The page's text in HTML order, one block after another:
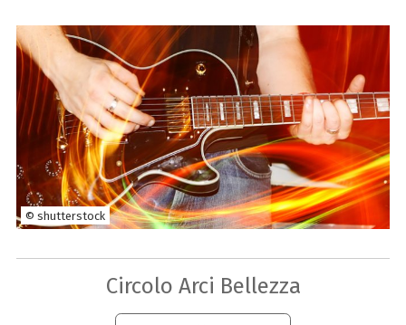
© shutterstock
Circolo Arci Bellezza